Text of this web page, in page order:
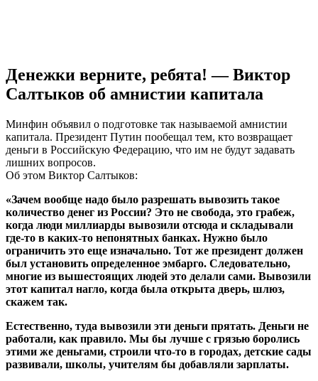
Денежки верните, ребята! — Виктор
Салтыков об амнистии капитала
Минфин объявил о подготовке так называемой амнистии
капитала. Президент Путин пообещал тем, кто возвращает
деньги в Российскую Федерацию, что им не будут задавать
лишних вопросов.
Об этом Виктор Салтыков:
«Зачем вообще надо было разрешать вывозить такое
количество денег из России? Это не свобода, это грабеж,
когда люди миллиарды вывозили отсюда и складывали
где-то в каких-то непонятных банках. Нужно было
ограничить это еще изначально. Тот же президент должен
был установить определенное эмбарго. Следовательно,
многие из вышестоящих людей это делали сами. Вывозили
этот капитал нагло, когда была открыта дверь, шлюз,
скажем так.
Естественно, туда вывозили эти деньги прятать. Деньги не
работали, как правило. Мы бы лучше с грязью боролись
этими же деньгами, строили что-то в городах, детские сады
развивали, школы, учителям бы добавляли зарплаты.